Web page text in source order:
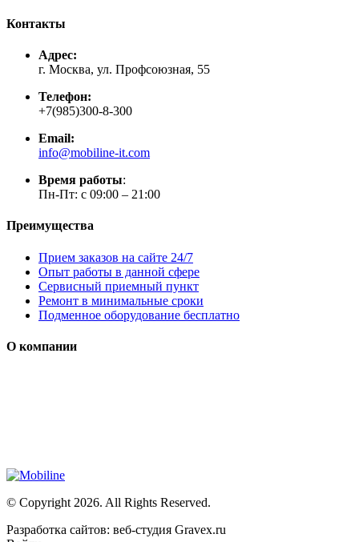
Контакты
Адрес:
г. Москва, ул. Профсоюзная, 55
Телефон:
+7(985)300-8-300
Email:
info@mobiline-it.com
Время работы:
Пн-Пт: с 09:00 – 21:00
Преимущества
Прием заказов на сайте 24/7
Опыт работы в данной сфере
Сервисный приемный пункт
Ремонт в минимальные сроки
Подменное оборудование бесплатно
О компании
© Copyright 2026. All Rights Reserved.
Разработка сайтов: веб-студия Gravex.ru